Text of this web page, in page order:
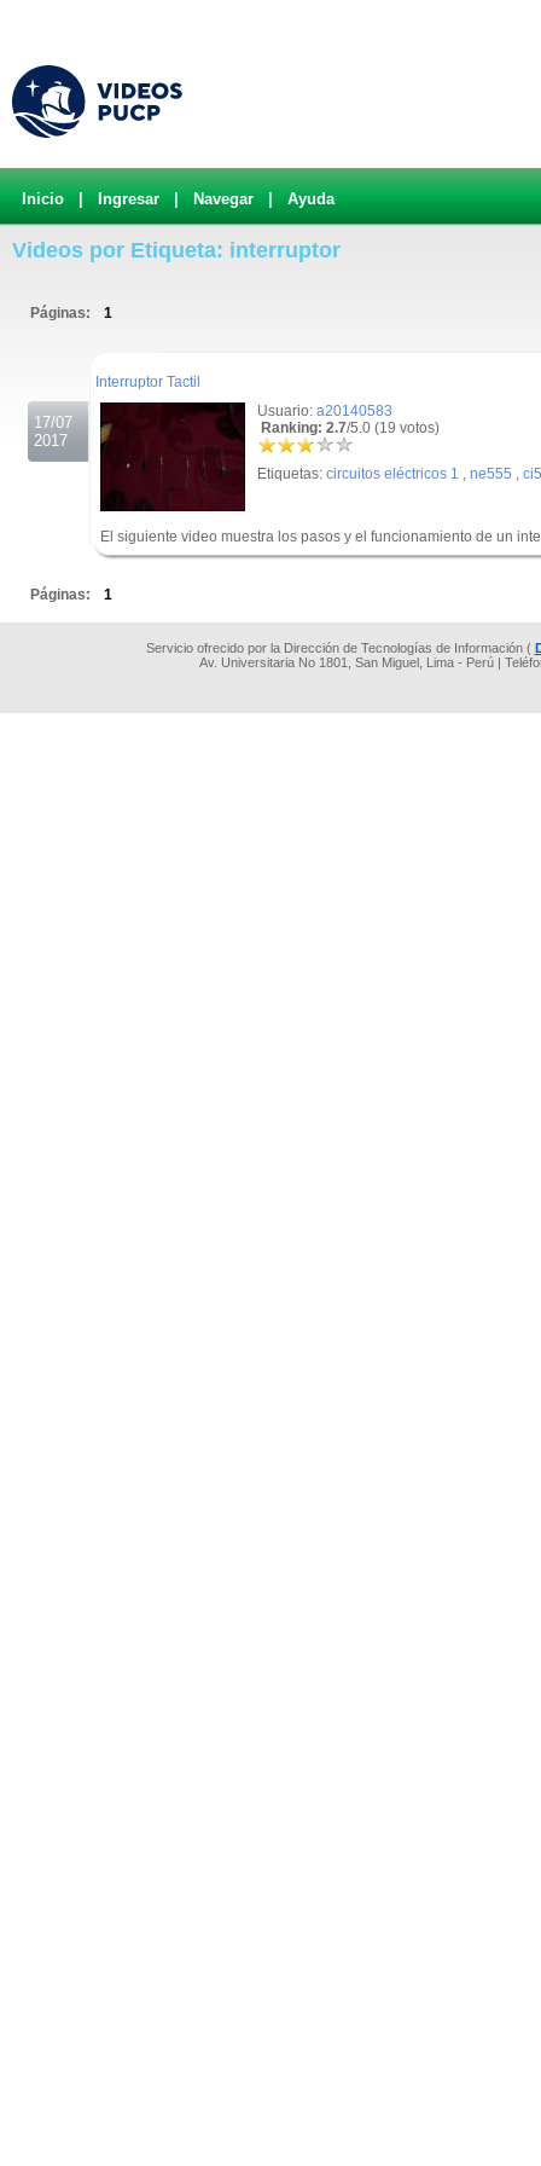
Inicio Ingresar Navegar Ayuda
Videos por Etiqueta: interruptor
Páginas: 1
17/07
2017
Interruptor Tactil
Usuario: a20140583
Ranking: 2.7/5.0 (19 votos)
Etiquetas: circuitos eléctricos 1 , ne555 ,
El siguiente video muestra los pasos y el funcionamiento de un
Páginas: 1
Servicio ofrecido por la Dirección de Tecnologías de Información (
Av. Universitaria No 1801, San Miguel, Lima - Perú |